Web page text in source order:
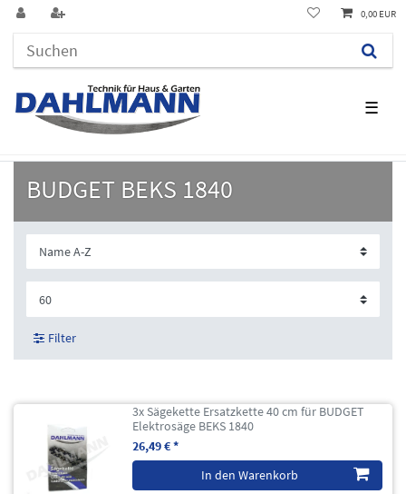
☰
0,00 EUR
BUDGET BEKS 1840
Filter
3x Sägekette Ersatzkette 40 cm für BUDGET
Elektrosäge BEKS 1840
26,49 € *
In den Warenkorb